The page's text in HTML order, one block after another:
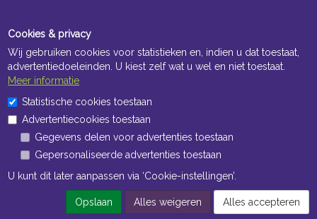
Cookies & privacy
Wij gebruiken cookies voor statistieken en, indien u dat toestaat,
advertentiedoeleinden. U kiest zelf wat u wel en niet toestaat.
Meer informatie
Statistische cookies toestaan
Advertentiecookies toestaan
Gegevens delen voor advertenties toestaan
Gepersonaliseerde advertenties toestaan
U kunt dit later aanpassen via ‘Cookie-instellingen’.
Opslaan Alles weigeren Alles accepteren